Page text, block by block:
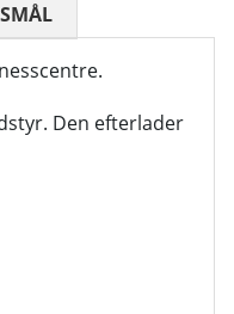
Den efterlader
UD AF 5 ANTAL